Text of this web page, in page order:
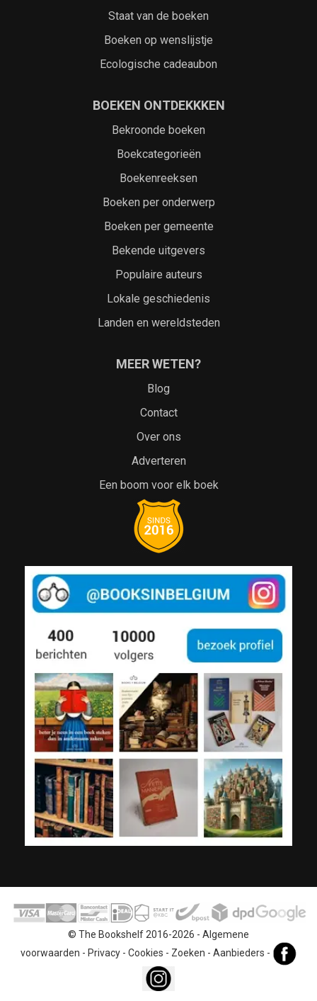
Staat van de boeken
Boeken op wenslijstje
Ecologische cadeaubon
BOEKEN ONTDEKKKEN
Bekroonde boeken
Boekcategorieën
Boekenreeksen
Boeken per onderwerp
Boeken per gemeente
Bekende uitgevers
Populaire auteurs
Lokale geschiedenis
Landen en wereldsteden
MEER WETEN?
Blog
Contact
Over ons
Adverteren
Een boom voor elk boek
© The Bookshelf 2016-2026 - Algemene
voorwaarden - Privacy- Cookies - Zoeken - Aanbieders -